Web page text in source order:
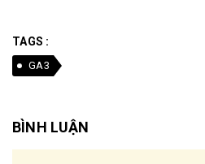
TAGS :
GA3
BÌNH LUẬN